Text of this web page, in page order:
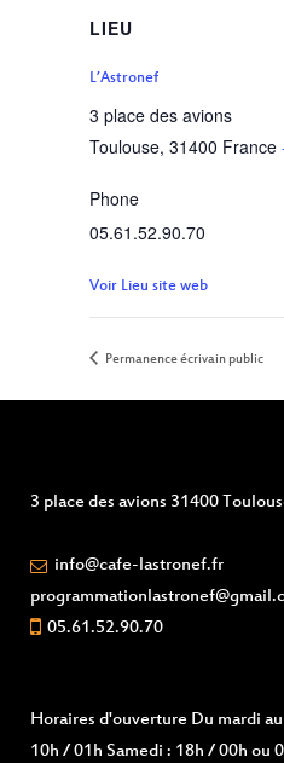
LIEU
L’Astronef
3 place des avions
Toulouse, 31400 France
Phone
05.61.52.90.70
Voir Lieu site web
Permanence écrivain public
3 place des avions 31400
info@cafe-lastronef.fr
05.61.52.90.70
Horaires d'ouverture Du mardi
10h / 01h Samedi : 18h / 00h ou